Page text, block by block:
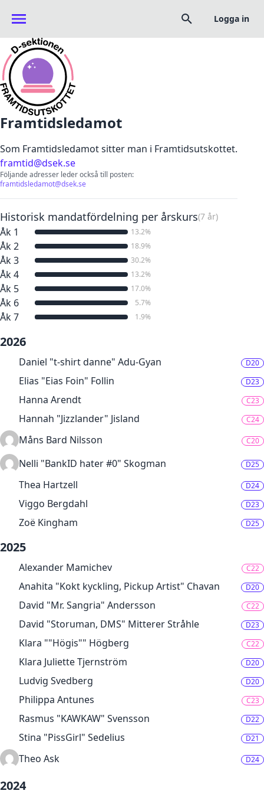
Logga in
Framtidsledamot
Som Framtidsledamot sitter man i Framtidsutskottet.
framtid@dsek.se
Följande adresser leder också till posten:
framtidsledamot@dsek.se
Historisk mandatfördelning per årskurs(7 år)
Åk 1 13.2%
Åk 2 18.9%
Åk 3 30.2%
Åk 4 13.2%
Åk 5 17.0%
Åk 6 5.7%
Åk 7 1.9%
2026
Daniel "t-shirt danne" Adu-Gyan D20
Elias "Eias Foin" Follin D23
Hanna Arendt C23
Hannah "Jizzlander" Jisland C24
Måns Bard Nilsson C20
Nelli "BankID hater #0" Skogman D25
Thea Hartzell D24
Viggo Bergdahl D23
Zoë Kingham D25
2025
Alexander Mamichev C22
Anahita "Kokt kyckling, Pickup Artist" Chavan D20
David "Mr. Sangria" Andersson C22
David "Storuman, DMS" Mitterer Stråhle D23
Klara ""Högis"" Högberg C22
Klara Juliette Tjernström D20
Ludvig Svedberg D20
Philippa Antunes C23
Rasmus "KAWKAW" Svensson D22
Stina "PissGirl" Sedelius D21
Theo Ask D24
2024